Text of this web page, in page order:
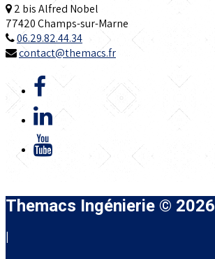
2 bis Alfred Nobel
77420 Champs-sur-Marne
06.29.82.44.34
contact@themacs.fr
Themacs Ingénierie © 2026
|